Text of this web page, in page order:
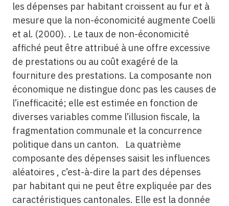
les dépenses par habitant croissent au fur et à
mesure que la non-économicité augmente Coelli
et al. (2000). . Le taux de non-économicité
affiché peut être attribué à une offre excessive
de prestations ou au coût exagéré de la
fourniture des prestations. La composante non
économique ne distingue donc pas les causes de
l’inefficacité; elle est estimée en fonction de
diverses variables comme l’illusion fiscale, la
fragmentation communale et la concurrence
politique dans un canton. La quatrième
composante des dépenses saisit les influences
aléatoires , c’est-à-dire la part des dépenses
par habitant qui ne peut être expliquée par des
caractéristiques cantonales. Elle est la donnée